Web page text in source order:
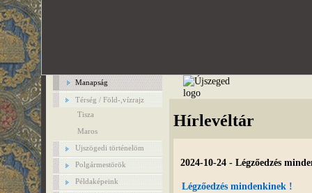
Manapság
Térség / Föld-,vízrajz
Tisza
Maros
Ujszögedi történelöm
Polgármestörök
Példaképeink
Hírlevéltár
2024-10-24 - Légzőedzés
Légzőedzés mindenkinek !